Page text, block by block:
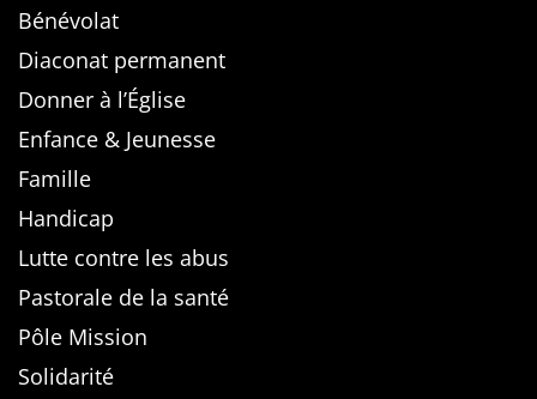
Bénévolat
Diaconat permanent
Donner à l’Église
Enfance & Jeunesse
Famille
Handicap
Lutte contre les abus
Pastorale de la santé
Pôle Mission
Solidarité